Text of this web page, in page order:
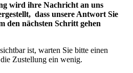
wird ihre Nachricht an uns
dass unsere Antwort Sie
den nächsten Schritt gehen
ist, warten Sie bitte einen
Zustellung ein wenig.